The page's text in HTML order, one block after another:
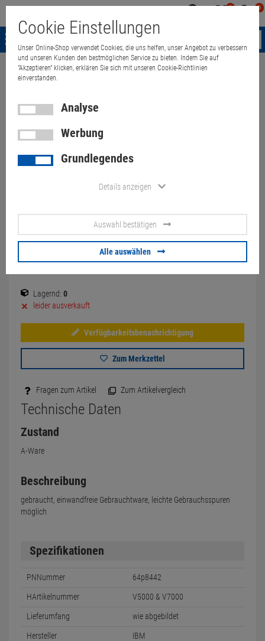
0 0
Menü
Weiter einkaufen
IBM Rackschienen für Storwize
V5000 & V7000 64P8442 Rack
9,90 €
Lagernd: 0
leider ausverkauft
Verfügbarkeitsbenachrichtigung
Zum Merkzettel
Fragen zum Artikel Zum Artikelvergleich
Technische Daten
Zustand
A-Ware
Beschreibung
gebraucht, einwandfreie Gebrauchtware, leichte Gebrauchsspuren
möglich
Spezifikationen
PNNummer 64p8442
HArtikelnummer V5000 & V7000
Lieferumfang wie abgebildet
Hersteller IBM
Cookie Einstellungen
Unser Online-Shop verwendet Cookies, die uns helfen, unser Angebot zu verbessern
und unseren Kunden den bestmöglichen Service zu bieten. Indem Sie auf
"Akzeptieren" klicken, erklären Sie sich mit unseren Cookie-Richtlinien
einverstanden.
Analyse
Werbung
Grundlegendes
Details anzeigen
Auswahl bestätigen
Alle auswählen